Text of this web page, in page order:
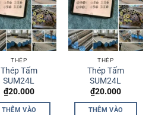
THÉP
Thép Tấm
SUM24L
₫20.000
THÊM VÀO
THÉP
Thép Tấm
SUM24L
₫20.000
THÊM VÀO